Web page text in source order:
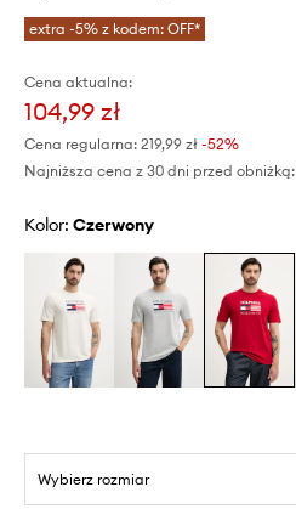
extra -5% z kodem: OFF*
Cena aktualna:
104,99 zł
Cena regularna: 219,99 zł -52%
Najniższa cena z 30 dni przed obniżką:
Kolor: czerwony
Wybierz rozmiar